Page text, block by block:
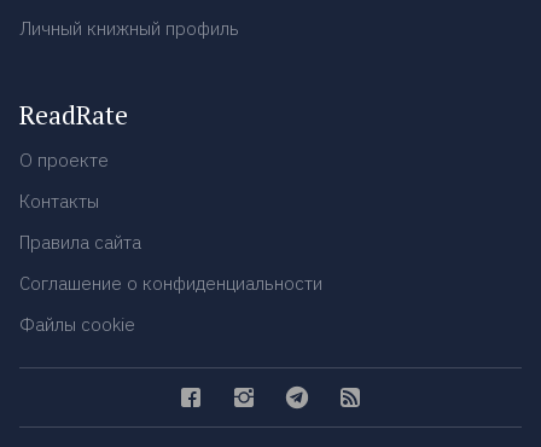
Личный книжный профиль
ReadRate
О проекте
Контакты
Правила сайта
Соглашение о конфиденциальности
Файлы cookie